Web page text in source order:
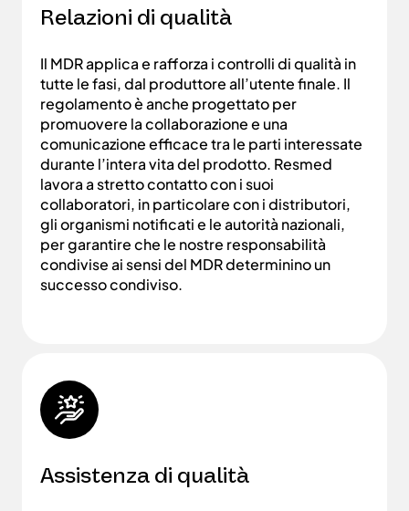
Relazioni di qualità
Il MDR applica e rafforza i controlli di qualità in
tutte le fasi, dal produttore all’utente finale. Il
regolamento è anche progettato per
promuovere la collaborazione e una
comunicazione efficace tra le parti interessate
durante l’intera vita del prodotto. Resmed
lavora a stretto contatto con i suoi
collaboratori, in particolare con i distributori,
gli organismi notificati e le autorità nazionali,
per garantire che le nostre responsabilità
condivise ai sensi del MDR determinino un
successo condiviso.
Assistenza di qualità